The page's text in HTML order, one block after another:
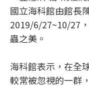
國立海科館由館長
2019/6/27~10/27
蟲之美。
海科館表示，在全
較常被忽視的一群